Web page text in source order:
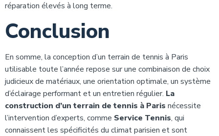
réparation élevés à long terme.
Conclusion
En somme, la conception d’un terrain de tennis à Paris
utilisable toute l’année repose sur une combinaison de choix
judicieux de matériaux, une orientation optimale, un système
d’éclairage performant et un entretien régulier. La
construction d’un terrain de tennis à Paris nécessite
l’intervention d’experts, comme Service Tennis, qui
connaissent les spécificités du climat parisien et sont